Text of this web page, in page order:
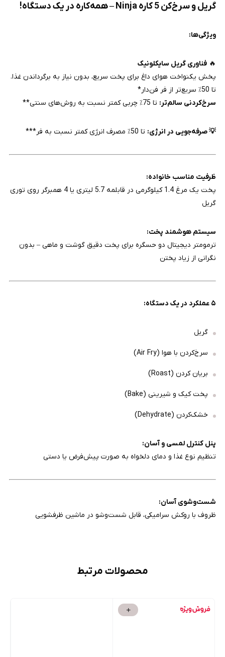
گریل و سرخ‌کن 5 کاره Ninja – همه‌کاره در یک دستگاه!
ویژگی‌ها:
🔥 فناوری گریل سایکلونیک
پخش یکنواخت هوای داغ برای پخت سریع، بدون نیاز به برگرداندن غذا.
تا 50٪ سریع‌تر از فر فن‌دار*
سرخ‌کردنی سالم‌تر: تا 75٪ چربی کمتر نسبت به روش‌های سنتی**
💡 صرفه‌جویی در انرژی: تا 50٪ مصرف انرژی کمتر نسبت به فر***
ظرفیت مناسب خانواده:
پخت یک مرغ 1.4 کیلوگرمی در قابلمه 5.7 لیتری یا 4 همبرگر روی توری
گریل
سیستم هوشمند پخت:
ترمومتر دیجیتال دو حسگره برای پخت دقیق گوشت و ماهی – بدون
نگرانی از زیاد پختن
۵ عملکرد در یک دستگاه:
گریل
سرخ‌کردن با هوا (Air Fry)
بریان کردن (Roast)
پخت کیک و شیرینی (Bake)
خشک‌کردن (Dehydrate)
پنل کنترل لمسی و آسان:
تنظیم نوع غذا و دمای دلخواه به صورت پیش‌فرض یا دستی
شست‌وشوی آسان:
ظروف با روکش سرامیکی، قابل شست‌وشو در ماشین ظرفشویی
محصولات مرتبط